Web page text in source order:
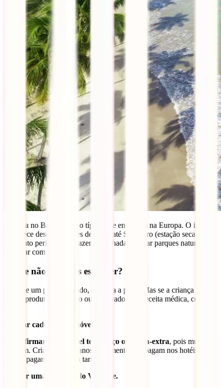
O clima no Brasil não é o típico que encontras na Europa. O inverno
prevalece desde os meses de Maio até Setembro (estação seca) e é o
momento perfeito para fazer caminhadas, visitar parques naturais ou
acampar com crianças.
O que não te podes esquecer?
– Existe um pouco de tudo, em toda a parte. Mas se a criança usa
algum produto específico ou comprado com receita médica, convém
– Levar cadeira automóvel.
Confirmar que o hotel tem berço ou cama-extra, pois muitos
não têm. Crianças até 5 anos geralmente não pagam nos hotéis, e até
aos 12 pagam metade da tarifa.
– Fazer uma consulta do Viajante.